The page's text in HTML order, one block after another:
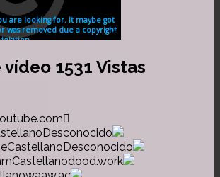
vídeo 1531 Vistas
Desconocido
Desconocido
dood.work